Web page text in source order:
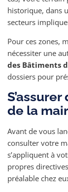
historique, dans
secteurs
Pour ces zones,
nécessiter une
des Bâtiments
dossiers pour
de la
Avant de vous
consulter votre
s’appliquent à
propres
préalable chez